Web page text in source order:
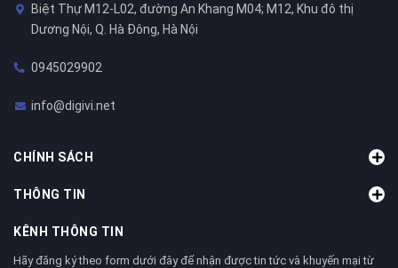
Biệt Thự M12-L02, đường An Khang M04; M12, Khu đô thị
Dương Nội, Q. Hà Đông, Hà Nội
0945029902
info@digivi.net
CHÍNH SÁCH
THÔNG TIN
KÊNH THÔNG TIN
Hãy đăng ký theo form dưới đây để nhận được tin tức và khuyến mại từ